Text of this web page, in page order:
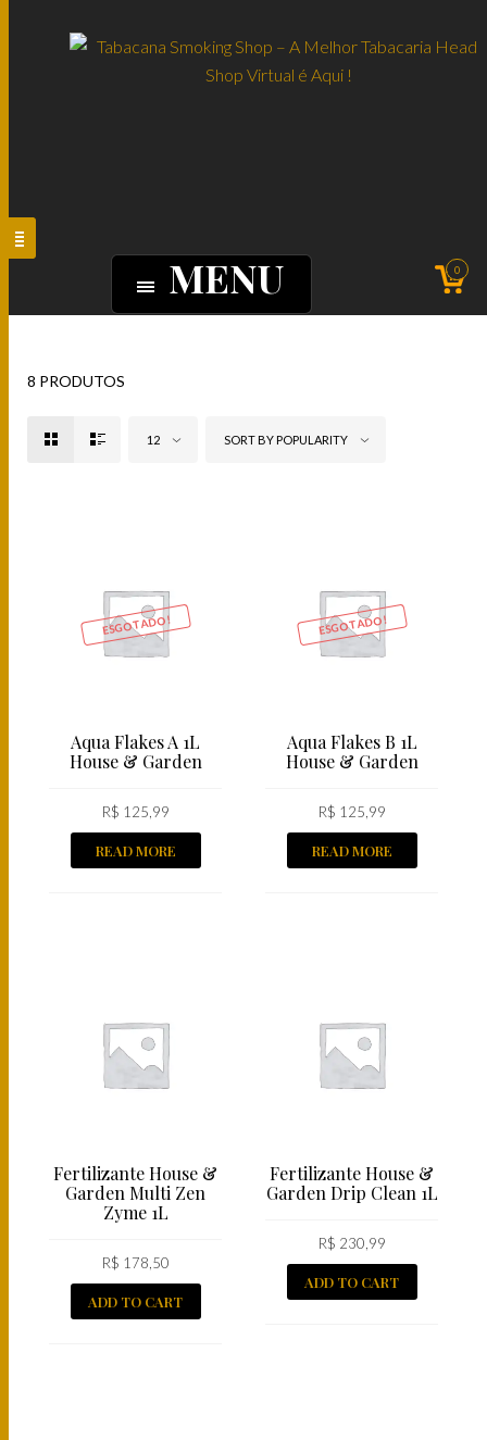
MENU 0
8 PRODUTOS
12 SORT BY POPULARITY
ESGOTADO!
Aqua Flakes A 1L
House & Garden
R$ 125,99
READ MORE
ESGOTADO!
Aqua Flakes B 1L
House & Garden
R$ 125,99
READ MORE
Fertilizante House &
Garden Multi Zen
Zyme 1L
R$ 178,50
ADD TO CART
Fertilizante House &
Garden Drip Clean 1L
R$ 230,99
ADD TO CART